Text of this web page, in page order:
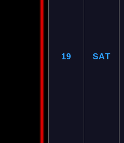
19 SAT